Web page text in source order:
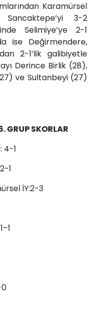
Karamürsel
Sancaktepe’yi 3-2
Selimiye’ye 2-1
ise Değirmendere,
2-1’lik galibiyetle
Derince Birlik (28),
ve Sultanbeyi (27)
GRUP SKORLAR
4-1
1
İY:2-3